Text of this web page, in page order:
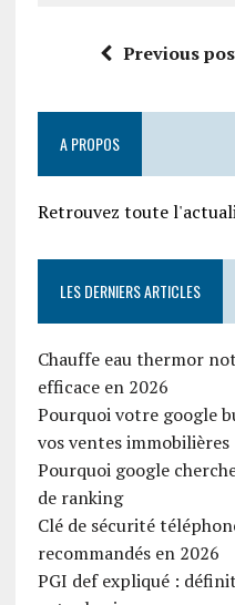
Previous
A PROPOS
Retrouvez toute
LES DERNIERS ARTICLES
Chauffe eau thermor
efficace en 2026
Pourquoi votre google
vos ventes immobilières
Pourquoi google
de ranking
Clé de sécurité
recommandés en 2026
PGI def expliqué :